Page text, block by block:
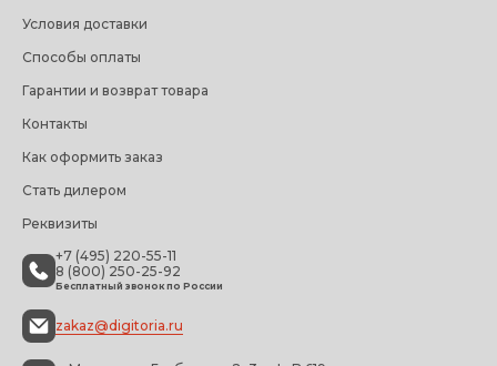
+7 (495) 220-55-11
8 (800) 250-25-92
Бесплатный звонок по России
zakaz@digitoria.ru
Условия доставки
Способы оплаты
Гарантии и возврат товара
Контакты
Как оформить заказ
Стать дилером
Реквизиты